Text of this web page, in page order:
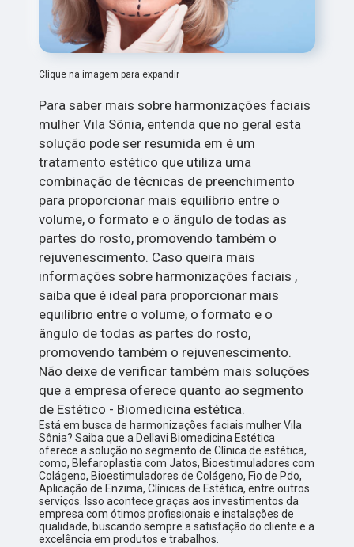
Clique na imagem para expandir
Para saber mais sobre harmonizações faciais
mulher Vila Sônia, entenda que no geral esta
solução pode ser resumida em é um
tratamento estético que utiliza uma
combinação de técnicas de preenchimento
para proporcionar mais equilíbrio entre o
volume, o formato e o ângulo de todas as
partes do rosto, promovendo também o
rejuvenescimento. Caso queira mais
informações sobre harmonizações faciais ,
saiba que é ideal para proporcionar mais
equilíbrio entre o volume, o formato e o
ângulo de todas as partes do rosto,
promovendo também o rejuvenescimento.
Não deixe de verificar também mais soluções
que a empresa oferece quanto ao segmento
de Estético - Biomedicina estética.
Está em busca de harmonizações faciais mulher Vila
Sônia? Saiba que a Dellavi Biomedicina Estética
oferece a solução no segmento de Clínica de estética,
como, Blefaroplastia com Jatos, Bioestimuladores com
Colágeno, Bioestimuladores de Colágeno, Fio de Pdo,
Aplicação de Enzima, Clínicas de Estética, entre outros
serviços. Isso acontece graças aos investimentos da
empresa com ótimos profissionais e instalações de
qualidade, buscando sempre a satisfação do cliente e a
excelência em produtos e trabalhos.